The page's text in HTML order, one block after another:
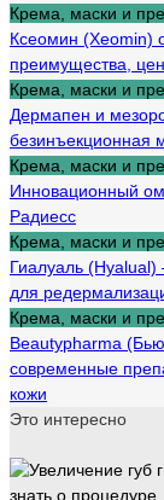
Крема, маски и
Ксеомин (Xeomin)
преимущества,
Крема, маски и
Дермапен и
безинъекционная
Крема, маски и
Инновационный
Радиесс
Крема, маски и
Гиалуаль
для
Крема, маски и
Beautypharma
современные
кожи
Это интересно